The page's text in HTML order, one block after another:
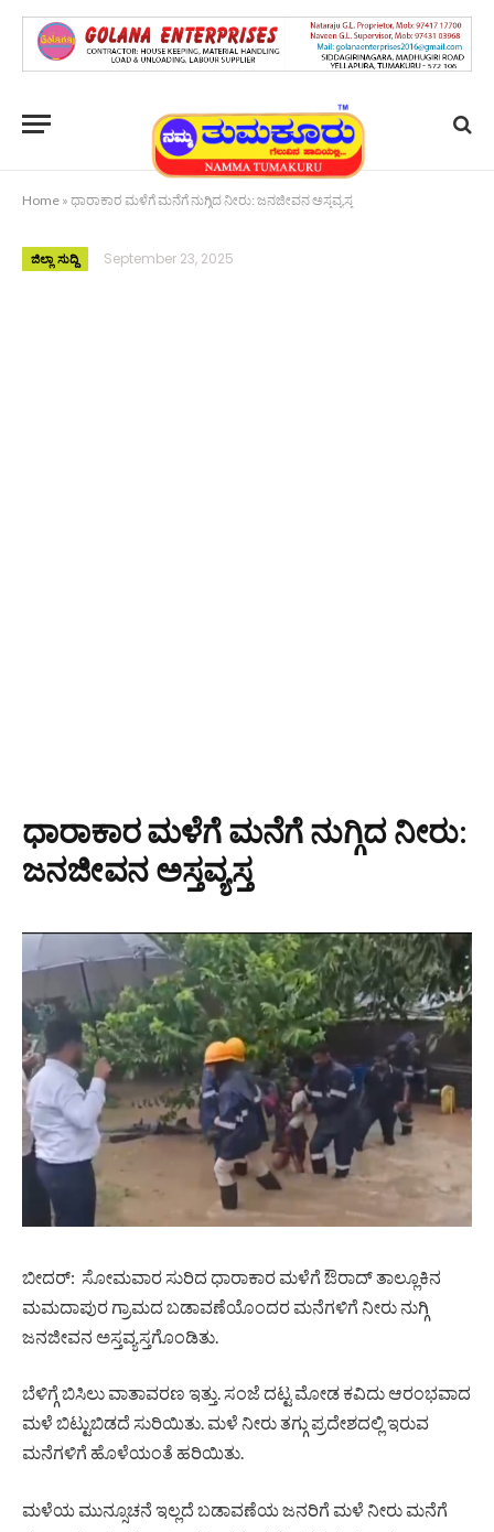
Home » ಧಾರಾಕಾರ ಮಳೆಗೆ ಮನೆಗೆ ನುಗ್ಗಿದ ನೀರು: ಜನಜೀವನ ಅಸ್ತವ್ಯಸ್ತ
ಜಿಲ್ಲಾ ಸುದ್ದಿ September 23, 2025
ಧಾರಾಕಾರ ಮಳೆಗೆ ಮನೆಗೆ ನುಗ್ಗಿದ ನೀರು:
ಜನಜೀವನ ಅಸ್ತವ್ಯಸ್ತ
ಬೀದರ್: ಸೋಮವಾರ ಸುರಿದ ಧಾರಾಕಾರ ಮಳೆಗೆ ಔರಾದ್‌ ತಾಲ್ಲೂಕಿನ
ಮಮದಾಪುರ ಗ್ರಾಮದ ಬಡಾವಣೆಯೊಂದರ ಮನೆಗಳಿಗೆ ನೀರು ನುಗ್ಗಿ
ಜನಜೀವನ ಅಸ್ತವ್ಯಸ್ತಗೊಂಡಿತು.
ಬೆಳಿಗ್ಗೆ ಬಿಸಿಲು ವಾತಾವರಣ ಇತ್ತು. ಸಂಜೆ ದಟ್ಟ ಮೋಡ ಕವಿದು ಆರಂಭವಾದ
ಮಳೆ ಬಿಟ್ಟುಬಿಡದೆ ಸುರಿಯಿತು. ಮಳೆ ನೀರು ತಗ್ಗು ಪ್ರದೇಶದಲ್ಲಿ ಇರುವ
ಮನೆಗಳಿಗೆ ಹೊಳೆಯಂತೆ ಹರಿಯಿತು.
ಮಳೆಯ ಮುನ್ಸೂಚನೆ ಇಲ್ಲದೆ ಬಡಾವಣೆಯ ಜನರಿಗೆ ಮಳೆ ನೀರು ಮನೆಗೆ